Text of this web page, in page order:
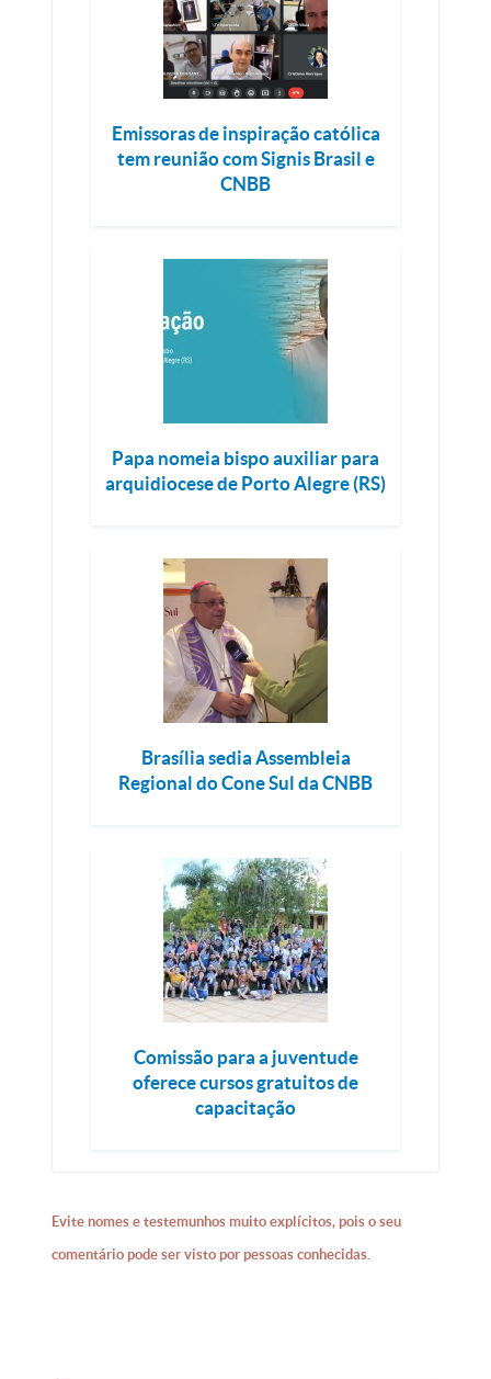
Emissoras de inspiração católica
tem reunião com Signis Brasil e
CNBB
Papa nomeia bispo auxiliar para
arquidiocese de Porto Alegre (RS)
Brasília sedia Assembleia
Regional do Cone Sul da CNBB
Comissão para a juventude
oferece cursos gratuitos de
capacitação
Evite nomes e testemunhos muito explícitos, pois o seu
comentário pode ser visto por pessoas conhecidas.